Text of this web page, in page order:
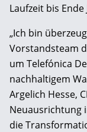
Laufzeit bis Ende
„Ich bin
Vorstandsteam
um Telefónica
nachhaltigem
Argelich Hesse,
Neuausrichtung
die